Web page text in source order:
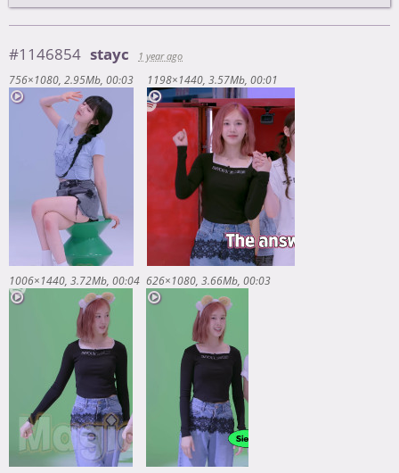
#1146854 stayc
1 year ago
756×1080 2.95Mb 00:03 1198×1440 3.57Mb 00:01
1006×1440 3.72Mb 00:04 626×1080 3.66Mb 00:03